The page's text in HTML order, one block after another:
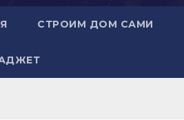
СТРОИМ ДОМ САМИ